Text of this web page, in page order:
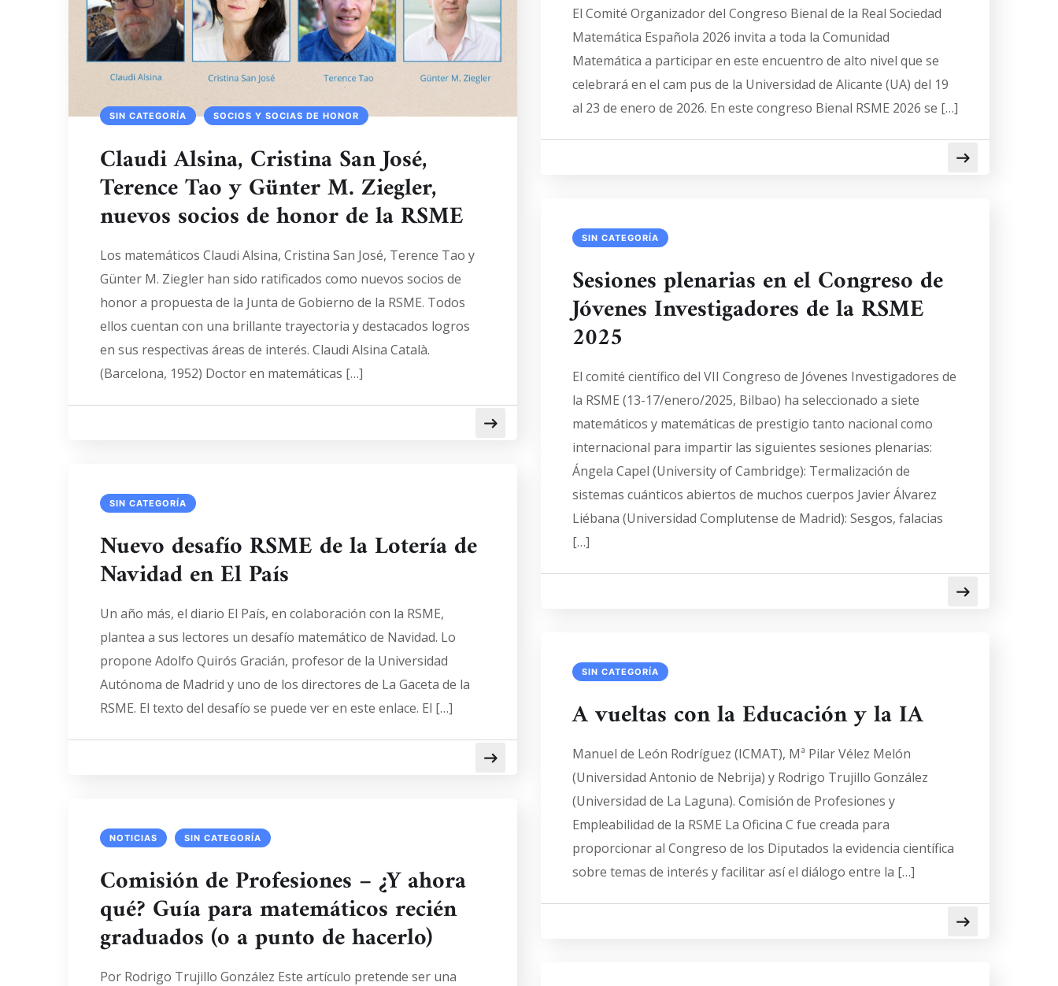
SIN CATEGORÍA SOCIOS Y SOCIAS DE HONOR
Claudi Alsina, Cristina San José,
Terence Tao y Günter M. Ziegler,
nuevos socios de honor de la RSME
Los matemáticos Claudi Alsina, Cristina San José, Terence Tao y
Günter M. Ziegler han sido ratificados como nuevos socios de
honor a propuesta de la Junta de Gobierno de la RSME. Todos
ellos cuentan con una brillante trayectoria y destacados logros
en sus respectivas áreas de interés. Claudi Alsina Català.
(Barcelona, 1952) Doctor en matemáticas […]
El Comité Organizador del Congreso Bienal de la Real Sociedad
Matemática Española 2026 invita a toda la Comunidad
Matemática a participar en este encuentro de alto nivel que se
celebrará en el cam pus de la Universidad de Alicante (UA) del 19
al 23 de enero de 2026. En este congreso Bienal RSME 2026 se […]
SIN CATEGORÍA
Sesiones plenarias en el Congreso de
Jóvenes Investigadores de la RSME
2025
El comité científico del VII Congreso de Jóvenes Investigadores de
la RSME (13-17/enero/2025, Bilbao) ha seleccionado a siete
matemáticos y matemáticas de prestigio tanto nacional como
internacional para impartir las siguientes sesiones plenarias:
Ángela Capel (University of Cambridge): Termalización de
sistemas cuánticos abiertos de muchos cuerpos Javier Álvarez
Liébana (Universidad Complutense de Madrid): Sesgos, falacias
[…]
SIN CATEGORÍA
Nuevo desafío RSME de la Lotería de
Navidad en El País
Un año más, el diario El País, en colaboración con la RSME,
plantea a sus lectores un desafío matemático de Navidad. Lo
propone Adolfo Quirós Gracián, profesor de la Universidad
Autónoma de Madrid y uno de los directores de La Gaceta de la
RSME. El texto del desafío se puede ver en este enlace. El […]
SIN CATEGORÍA
A vueltas con la Educación y la IA
Manuel de León Rodríguez (ICMAT), Mª Pilar Vélez Melón
(Universidad Antonio de Nebrija) y Rodrigo Trujillo González
(Universidad de La Laguna). Comisión de Profesiones y
Empleabilidad de la RSME La Oficina C fue creada para
proporcionar al Congreso de los Diputados la evidencia científica
sobre temas de interés y facilitar así el diálogo entre la […]
NOTICIAS SIN CATEGORÍA
Comisión de Profesiones – ¿Y ahora
qué? Guía para matemáticos recién
graduados (o a punto de hacerlo)
Por Rodrigo Trujillo González Este artículo pretende ser una